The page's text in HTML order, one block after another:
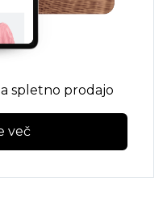
spletno prodajo
več